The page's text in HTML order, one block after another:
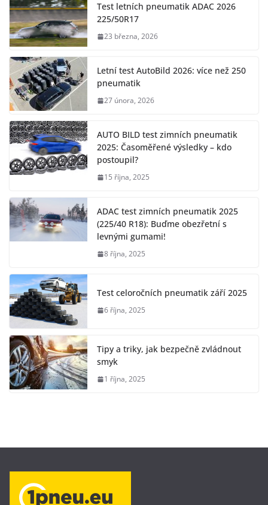
Test letních pneumatik ADAC 2026
225/50R17
23 března, 2026
Letní test AutoBild 2026: více než 250
pneumatik
27 února, 2026
AUTO BILD test zimních pneumatik
2025: Časoměřené výsledky – kdo
postoupil?
15 října, 2025
ADAC test zimních pneumatik 2025
(225/40 R18): Buďme obezřetní s
levnými gumami!
8 října, 2025
Test celoročních pneumatik září 2025
6 října, 2025
Tipy a triky, jak bezpečně zvládnout
smyk
1 října, 2025